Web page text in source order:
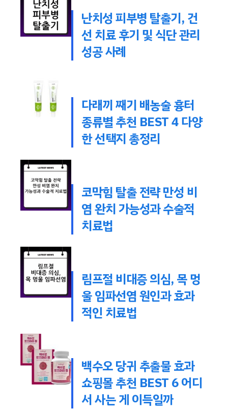
난치성 피부병 탈출기, 건
선 치료 후기 및 식단 관리
성공 사례
다래끼 째기 배농술 흉터
종류별 추천 BEST 4 다양
한 선택지 총정리
코막힘 탈출 전략 만성 비
염 완치 가능성과 수술적
치료법
림프절 비대증 의심, 목 멍
울 임파선염 원인과 효과
적인 치료법
백수오 당귀 추출물 효과
쇼핑몰 추천 BEST 6 어디
서 사는 게 이득일까